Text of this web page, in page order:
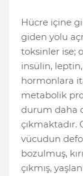
Hücre içine
giden yolu
toksinler ise;
insülin,
hormonlara
metabolik
durum daha
vücudun
bozulmuş,
çıkmış,